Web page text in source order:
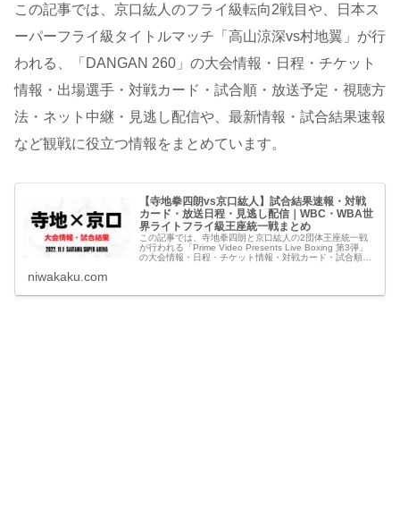
この記事では、京口紘人のフライ級転向2戦目や、日本ス
ーパーフライ級タイトルマッチ「高山涼深vs村地翼」が行
われる、「DANGAN 260」の大会情報・日程・チケット
情報・出場選手・対戦カード・試合順・放送予定・視聴方
法・ネット中継・見逃し配信や、最新情報・試合結果速報
など観戦に役立つ情報をまとめています。
【寺地拳四朗vs京口紘人】試合結果速報・対戦
カード・放送日程・見逃し配信｜WBC・WBA世
界ライトフライ級王座統一戦まとめ
この記事では、寺地拳四朗と京口紘人の2団体王座統一戦
が行われる「Prime Video Presents Live Boxing 第3弾」
の大会情報・日程・チケット情報・対戦カード・試合順・
niwakaku.com